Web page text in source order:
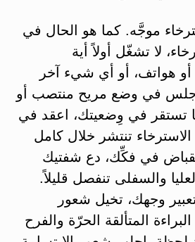
موجَّه. كما هو الحال في
لا تشغّل أولاً أية
أو هواتف، أو أي شيء آخر
في وضع مريح منتصب أو
تستقر في وِضعيتك، اعقد في
تنتشر خلال كامل
في فكِّك، دع شفتيك
والسفلى تنفصل قليلاً.
وجهك، تخيل شعور
المتألقة الحرّة والفرح